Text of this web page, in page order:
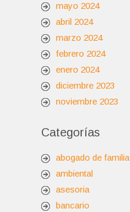
mayo 2024
abril 2024
marzo 2024
febrero 2024
enero 2024
diciembre 2023
noviembre 2023
Categorías
abogado de familia
ambiental
asesoria
bancario